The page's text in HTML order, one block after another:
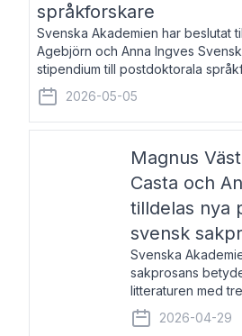
språkforskare
Svenska Akademien har beslutat
Agebjörn och Anna Ingves
stipendium till postdoktorala
Stipendiebeloppet är 75 000
Anders Agebjörn, född 1984, är
2026-05-05
Magnus
Casta och
tilldelas nya
svensk
Svenska
sakprosans
litteraturen med
Svenska
framstående
2026-04-29